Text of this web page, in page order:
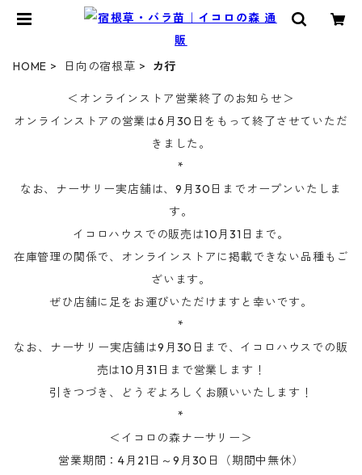
HOME 日向の宿根草 カ行
＜オンラインストア営業終了のお知らせ＞
オンラインストアの営業は6月30日をもって終了させていただ
きました。
*
なお、ナーサリー実店舗は、9月30日までオープンいたしま
す。
イコロハウスでの販売は10月31日まで。
在庫管理の関係で、オンラインストアに掲載できない品種もご
ざいます。
ぜひ店舗に足をお運びいただけますと幸いです。
*
なお、ナーサリー実店舗は9月30日まで、イコロハウスでの販
売は10月31日まで営業します！
引きつづき、どうぞよろしくお願いいたします！
*
＜イコロの森ナーサリー＞
営業期間：4月21日～9月30日（期間中無休）